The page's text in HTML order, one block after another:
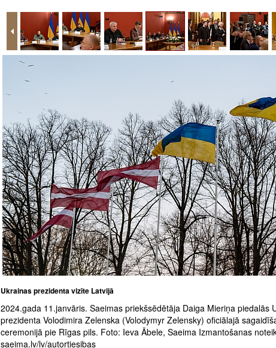
Ukrainas prezidenta vizīte Latvijā
2024.gada 11.janvāris. Saeimas priekšsēdētāja Daiga Mieriņa piedalās
prezidenta Volodimira Zelenska (Volodymyr Zelensky) oficiālajā
ceremonijā pie Rīgas pils. Foto: Ieva Ābele, Saeima Izmantošanas
saeima.lv/lv/autortiesibas